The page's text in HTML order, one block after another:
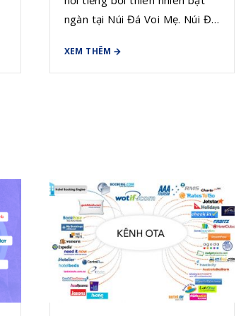
ngàn tại Núi Đá Voi Mẹ. Núi Đá
những bộ ảnh nghìn like đậm
đà phong vị sơn cước.
XEM THÊM